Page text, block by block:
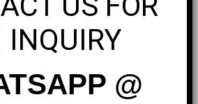
INQUIRY
@